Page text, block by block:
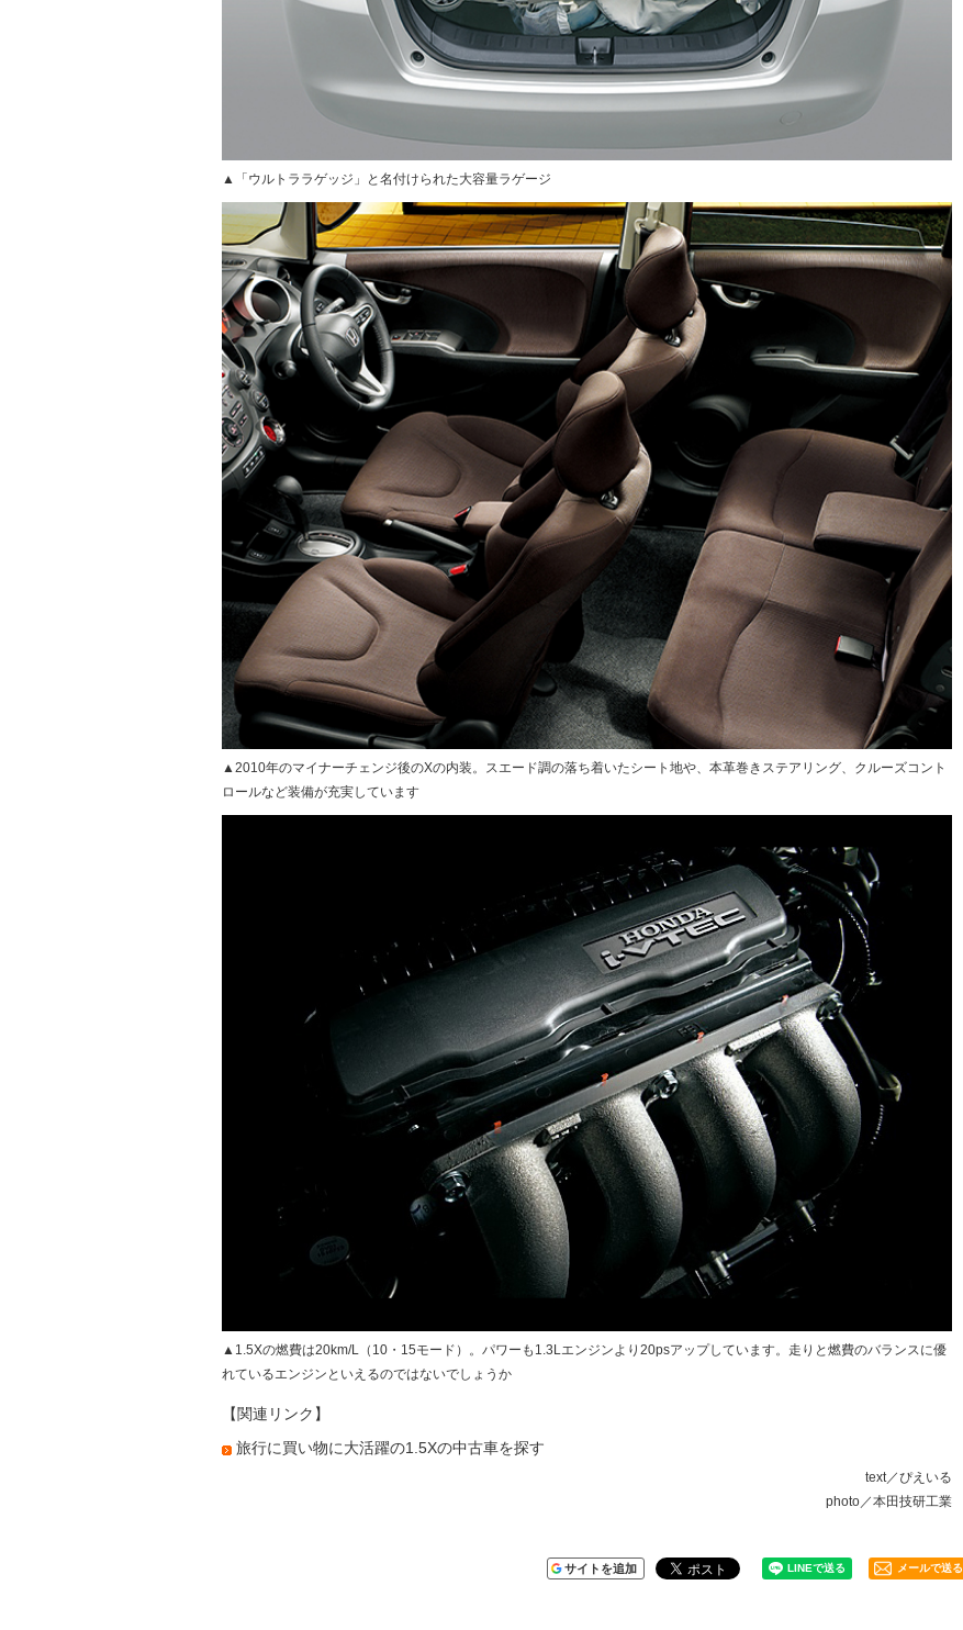
▲「ウルトララゲッジ」と名付けられた大容量ラゲージ
▲2010年のマイナーチェンジ後のXの内装。スエード調の落ち着いたシート地や、本革巻きステアリング、クルーズコント
ロールなど装備が充実しています
▲1.5Xの燃費は20km/L（10・15モード）。パワーも1.3Lエンジンより20psアップしています。走りと燃費のバランスに優
れているエンジンといえるのではないでしょうか
【関連リンク】
旅行に買い物に大活躍の1.5Xの中古車を探す
text／ぴえいる
photo／本田技研工業
サイトを追加 メールで送る